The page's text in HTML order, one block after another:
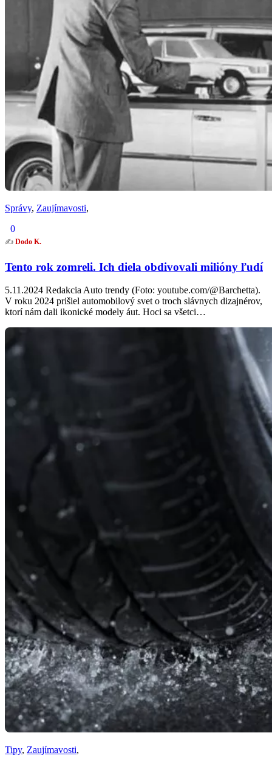
Správy, Zaujímavosti,
0
✍️ Dodo K.
Tento rok zomreli. Ich diela obdivovali milióny ľudí
5.11.2024 Redakcia Auto trendy (Foto: youtube.com/@Barchetta).
V roku 2024 prišiel automobilový svet o troch slávnych dizajnérov,
ktorí nám dali ikonické modely áut. Hoci sa všetci…
Tipy, Zaujímavosti,